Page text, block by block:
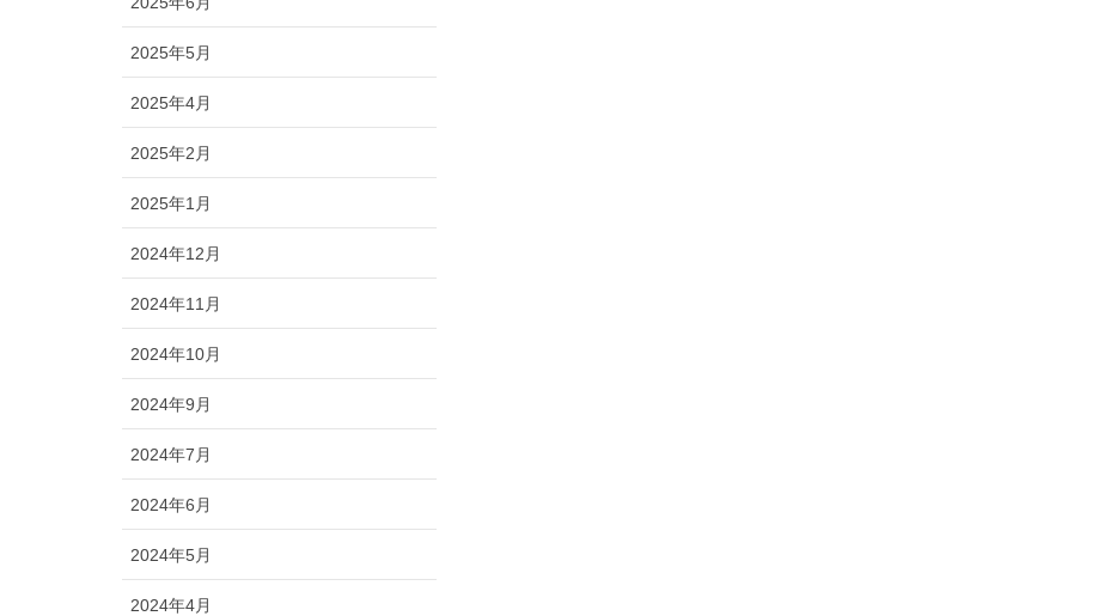
2025年5月
2025年4月
2025年2月
2025年1月
2024年12月
2024年11月
2024年10月
2024年9月
2024年7月
2024年6月
2024年5月
2024年4月